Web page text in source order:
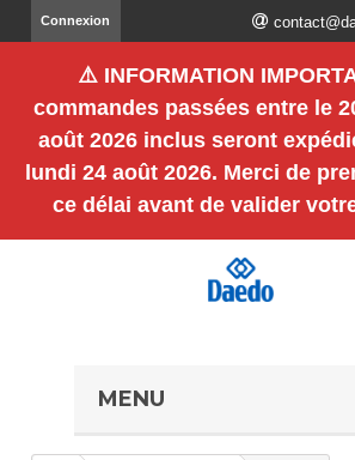
Connexion
⚠️ INFORMATION
commandes passées entre le
août 2026 inclusseront
lundi 24 août 2026. Merci de
ce délai avant de valider
MENU